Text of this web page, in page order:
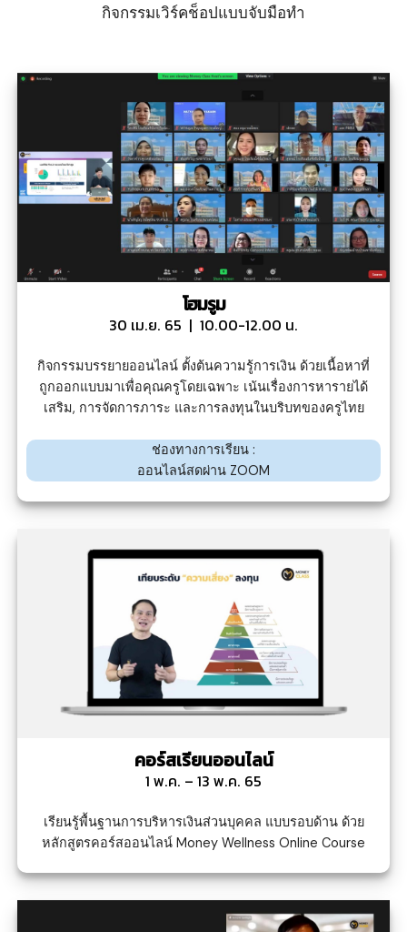
กิจกรรมเวิร์คช็อปแบบจับมือทำ
โฮมรูม
30 เม.ย. 65 | 10.00-12.00 น.
กิจกรรมบรรยายออนไลน์ ตั้งต้นความรู้การเงิน ด้วยเนื้อหาที่
ถูกออกแบบมาเพื่อคุณครูโดยเฉพาะ เน้นเรื่องการหารายได้
เสริม, การจัดการภาระ และการลงทุนในบริบทของครูไทย
ช่องทางการเรียน :
ออนไลน์สดผ่าน ZOOM
คอร์สเรียนออนไลน์
1 พ.ค. – 13 พ.ค. 65
เรียนรู้พื้นฐานการบริหารเงินส่วนบุคคล แบบรอบด้าน ด้วย
หลักสูตรคอร์สออนไลน์ Money Wellness Online Course